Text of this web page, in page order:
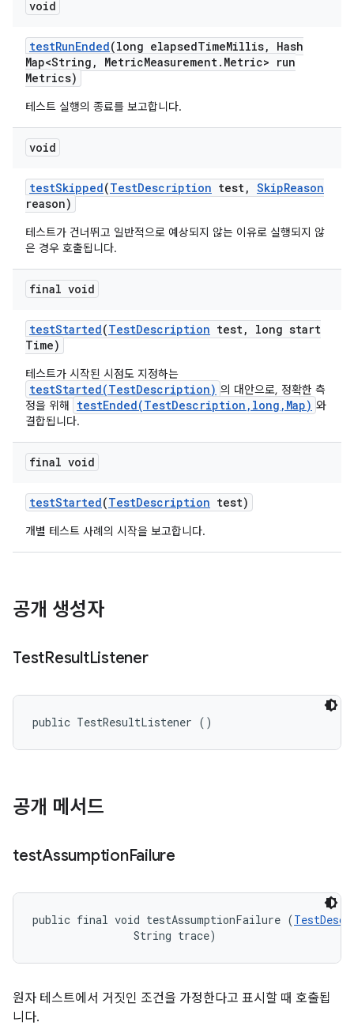
void
testRunEnded(long elapsedTimeMillis,
Hash
Map<String , MetricMeasurement. Metric> run
Metrics)
테스트 실행의 종료를 보고합니다.
void
testSkipped(TestDescription test, SkipReason
reason)
테스트가 건너뛰고 일반적으로 예상되지 않는 이유로 실행되지 않
은 경우 호출됩니다.
final void
testStarted(TestDescription test,
long start
Time)
테스트가 시작된 시점도 지정하는
testStarted(TestDescription) 의 대안으로, 정확한 측
정을 위해
testEnded(TestDescription,long,Map) 와
결합됩니다.
final void
testStarted(TestDescription test)
개별 테스트 사례의 시작을 보고합니다.
공개 생성자
TestResultListener
public TestResultListener ()
공개 메서드
testAssumptionFailure
public final void testAssumptionFailure (
                String trace)
원자 테스트에서 거짓인 조건을 가정한다고 표시할 때 호출됩
니다.